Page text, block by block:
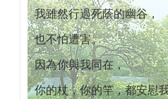
我雖然行過死蔭的幽谷，
也不怕遭害。
因為你與我同在，
你的杖，你的竿，都安慰